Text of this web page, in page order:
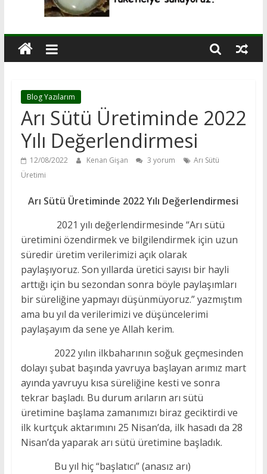
Blog Yazılarım
Arı Sütü Üretiminde 2022
Yılı Değerlendirmesi
12/08/2022 Kenan Gişan 3 yorum
Arı Sütü
Üretimi
Arı Sütü Üretiminde 2022 Yılı Değerlendirmesi
2021 yılı değerlendirmesinde “Arı sütü
üretimini özendirmek ve bilgilendirmek için uzun
süredir üretim verilerimizi açık olarak
paylaşıyoruz. Son yıllarda üretici sayısı bir hayli
arttığı için bu sezondan sonra böyle paylaşımları
bir süreliğine yapmayı düşünmüyoruz.” yazmıştım
ama bu yıl da verilerimizi ve düşüncelerimi
paylaşayım da sene ye Allah kerim.
2022 yılın ilkbaharının soğuk geçmesinden
dolayı şubat başında yavruya başlayan arımız mart
ayında yavruyu kısa süreliğine kesti ve sonra
tekrar başladı. Bu durum arıların arı sütü
üretimine başlama zamanımızı biraz geciktirdi ve
ilk kurtçuk aktarımını 25 Nisan’da, ilk hasadı da 28
Nisan’da yaparak arı sütü üretimine başladık.
Bu yıl hiç “başlatıcı” (anasız arı)